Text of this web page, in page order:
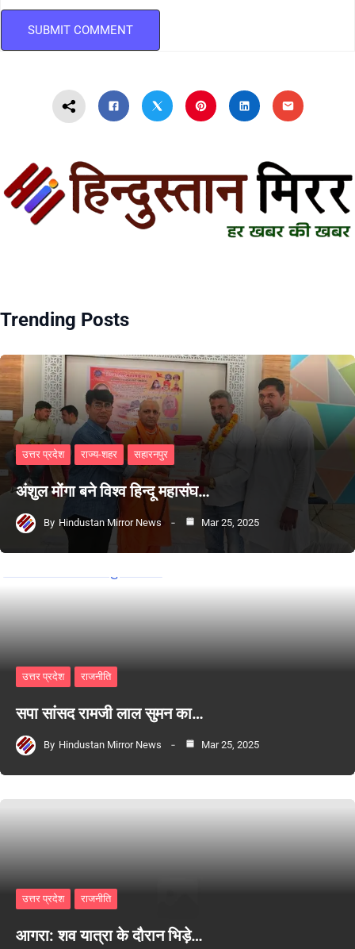
Trending Posts
उत्तर प्रदेश राज्य-शहर सहारनपुर
अंशुल मोंगा बने विश्व हिन्दू महासंघ…
By Hindustan Mirror News Mar 25, 2025
उत्तर प्रदेश राजनीति
सपा सांसद रामजी लाल सुमन का…
By Hindustan Mirror News Mar 25, 2025
उत्तर प्रदेश राजनीति
आगरा: शव यात्रा के दौरान भिड़े…